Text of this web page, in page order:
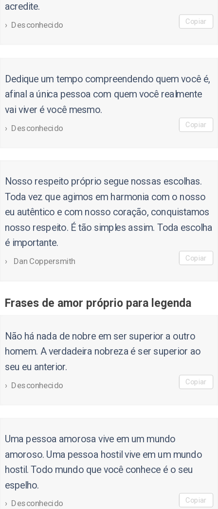
acredite.
Desconhecido Copiar
Dedique um tempo compreendendo quem você é,
afinal a única pessoa com quem você realmente
vai viver é você mesmo.
Desconhecido Copiar
Nosso respeito próprio segue nossas escolhas.
Toda vez que agimos em harmonia com o nosso
eu autêntico e com nosso coração, conquistamos
nosso respeito. É tão simples assim. Toda escolha
é importante.
Dan Coppersmith Copiar
Frases de amor próprio para legenda
Não há nada de nobre em ser superior a outro
homem. A verdadeira nobreza é ser superior ao
seu eu anterior.
Desconhecido Copiar
Uma pessoa amorosa vive em um mundo
amoroso. Uma pessoa hostil vive em um mundo
hostil. Todo mundo que você conhece é o seu
espelho.
Desconhecido Copiar